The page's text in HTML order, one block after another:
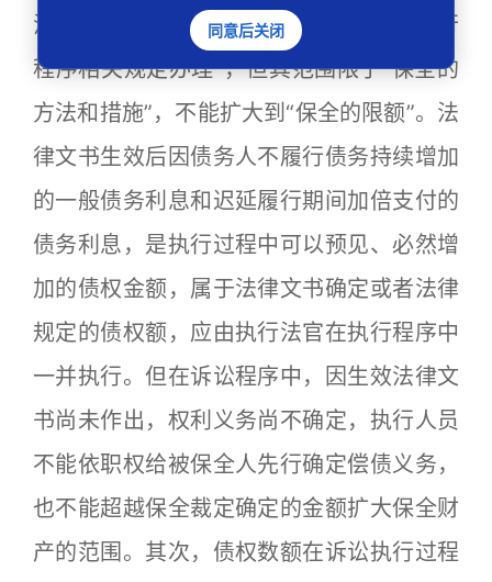
法院采取财产保全的方法和措施，依照执行
程序相关规定办理”，但其范围限于“保全的
方法和措施”，不能扩大到“保全的限额”。法
律文书生效后因债务人不履行债务持续增加
的一般债务利息和迟延履行期间加倍支付的
债务利息，是执行过程中可以预见、必然增
加的债权金额，属于法律文书确定或者法律
规定的债权额，应由执行法官在执行程序中
一并执行。但在诉讼程序中，因生效法律文
书尚未作出，权利义务尚不确定，执行人员
不能依职权给被保全人先行确定偿债义务，
也不能超越保全裁定确定的金额扩大保全财
产的范围。其次，债权数额在诉讼执行过程
同意后关闭